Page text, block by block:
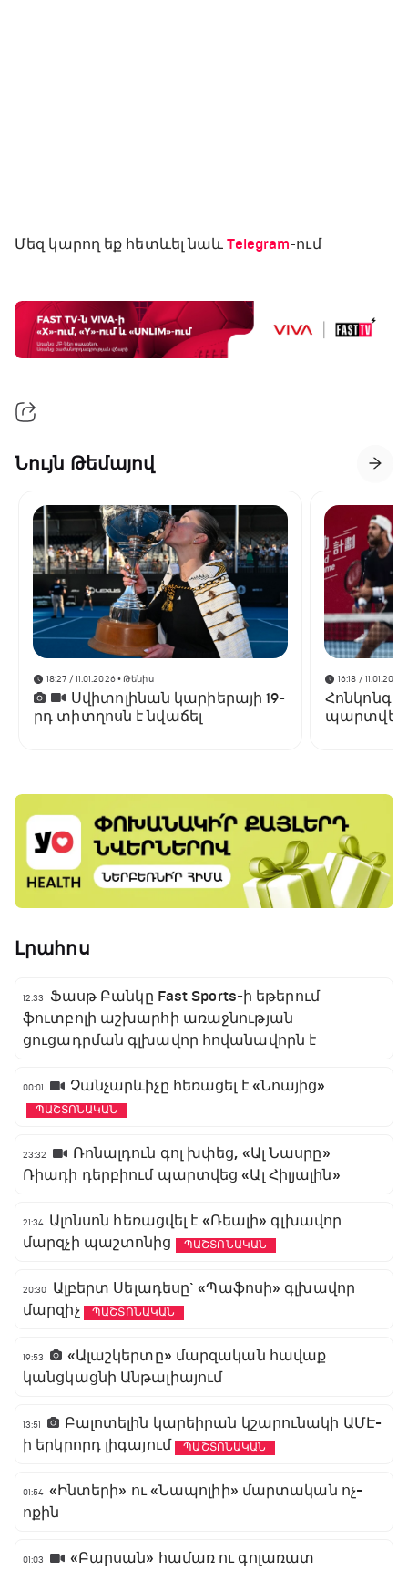
Մեզ կարող եք հետևել նաև Telegram-ում
Նույն Թեմայով
18:27 / 11.01.2026• Թենիս
Սվիտոլինան կարիերայի 19-
րդ տիտղոսն է նվաճել
16:18 / 11.01.2026
Հոնկոնգ.
Լրահոս
12:33
Ֆասթ Բանկը Fast Sports-ի եթերում
ֆուտբոլի աշխարհի առաջնության
ցուցադրման գլխավոր հովանավորն է
00:01 Չանչարևիչը հեռացել է «Նոայից»
ՊԱՇՏՈՆԱԿԱՆ
23:32
Ռոնալդուն գոլ խփեց, «Ալ Նասրը»
Ռիադի դերբիում պարտվեց «Ալ Հիլյալին»
21:34 Ալոնսոն հեռացվել է «Ռեալի» գլխավոր
մարզչի պաշտոնից
ՊԱՇՏՈՆԱԿԱՆ
20:30
Ալբերտ Սելադեսը` «Պաֆոսի» գլխավոր
մարզիչ
ՊԱՇՏՈՆԱԿԱՆ
19:53
«Ալաշկերտը» մարզական հավաք
կանցկացնի Անթալիայում
13:51
Բալոտելին կարեիրան կշարունակի ԱՄԷ-
ի երկրորդ լիգայում
ՊԱՇՏՈՆԱԿԱՆ
01:54 «Ինտերի» ու «Նապոլիի» մարտական ոչ-
ոքին
01:03 «Բարսան» համառ ու գոլառատ